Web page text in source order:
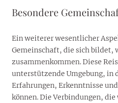
Besondere
Ein weiterer wesentlicher
Gemeinschaft, die sich bildet,
zusammenkommen. Diese
unterstützende Umgebung, in
Erfahrungen, Erkenntnisse
können. Die Verbindungen,